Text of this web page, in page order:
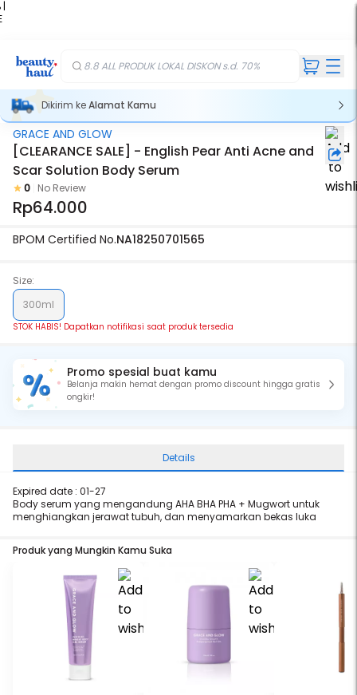
|
8.8 ALL PRODUK LOKAL DISKON s.d. 70%
Dikirim keAlamat Kamu
Stok Habis
GRACE AND GLOW
[CLEARANCE SALE] - English Pear Anti Acne and
Scar Solution Body Serum
0 No Review
Rp64.000
BPOM Certified No.NA18250701565
Size:
300ml
STOK HABIS! Dapatkan notifikasi saat produk tersedia
Promo spesial buat kamu
Belanja makin hemat dengan promo discount hingga gratis
ongkir!
Details
Expired date : 01-27
Body serum yang mengandung AHA BHA PHA + Mugwort untuk
menghiangkan jerawat tubuh, dan menyamarkan bekas luka
Produk yang Mungkin Kamu Suka